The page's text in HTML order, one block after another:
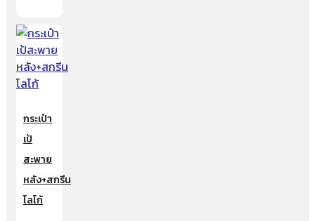
กระเป๋า
เป้
สะพาย
หลัง+สกรีน
โลโก้